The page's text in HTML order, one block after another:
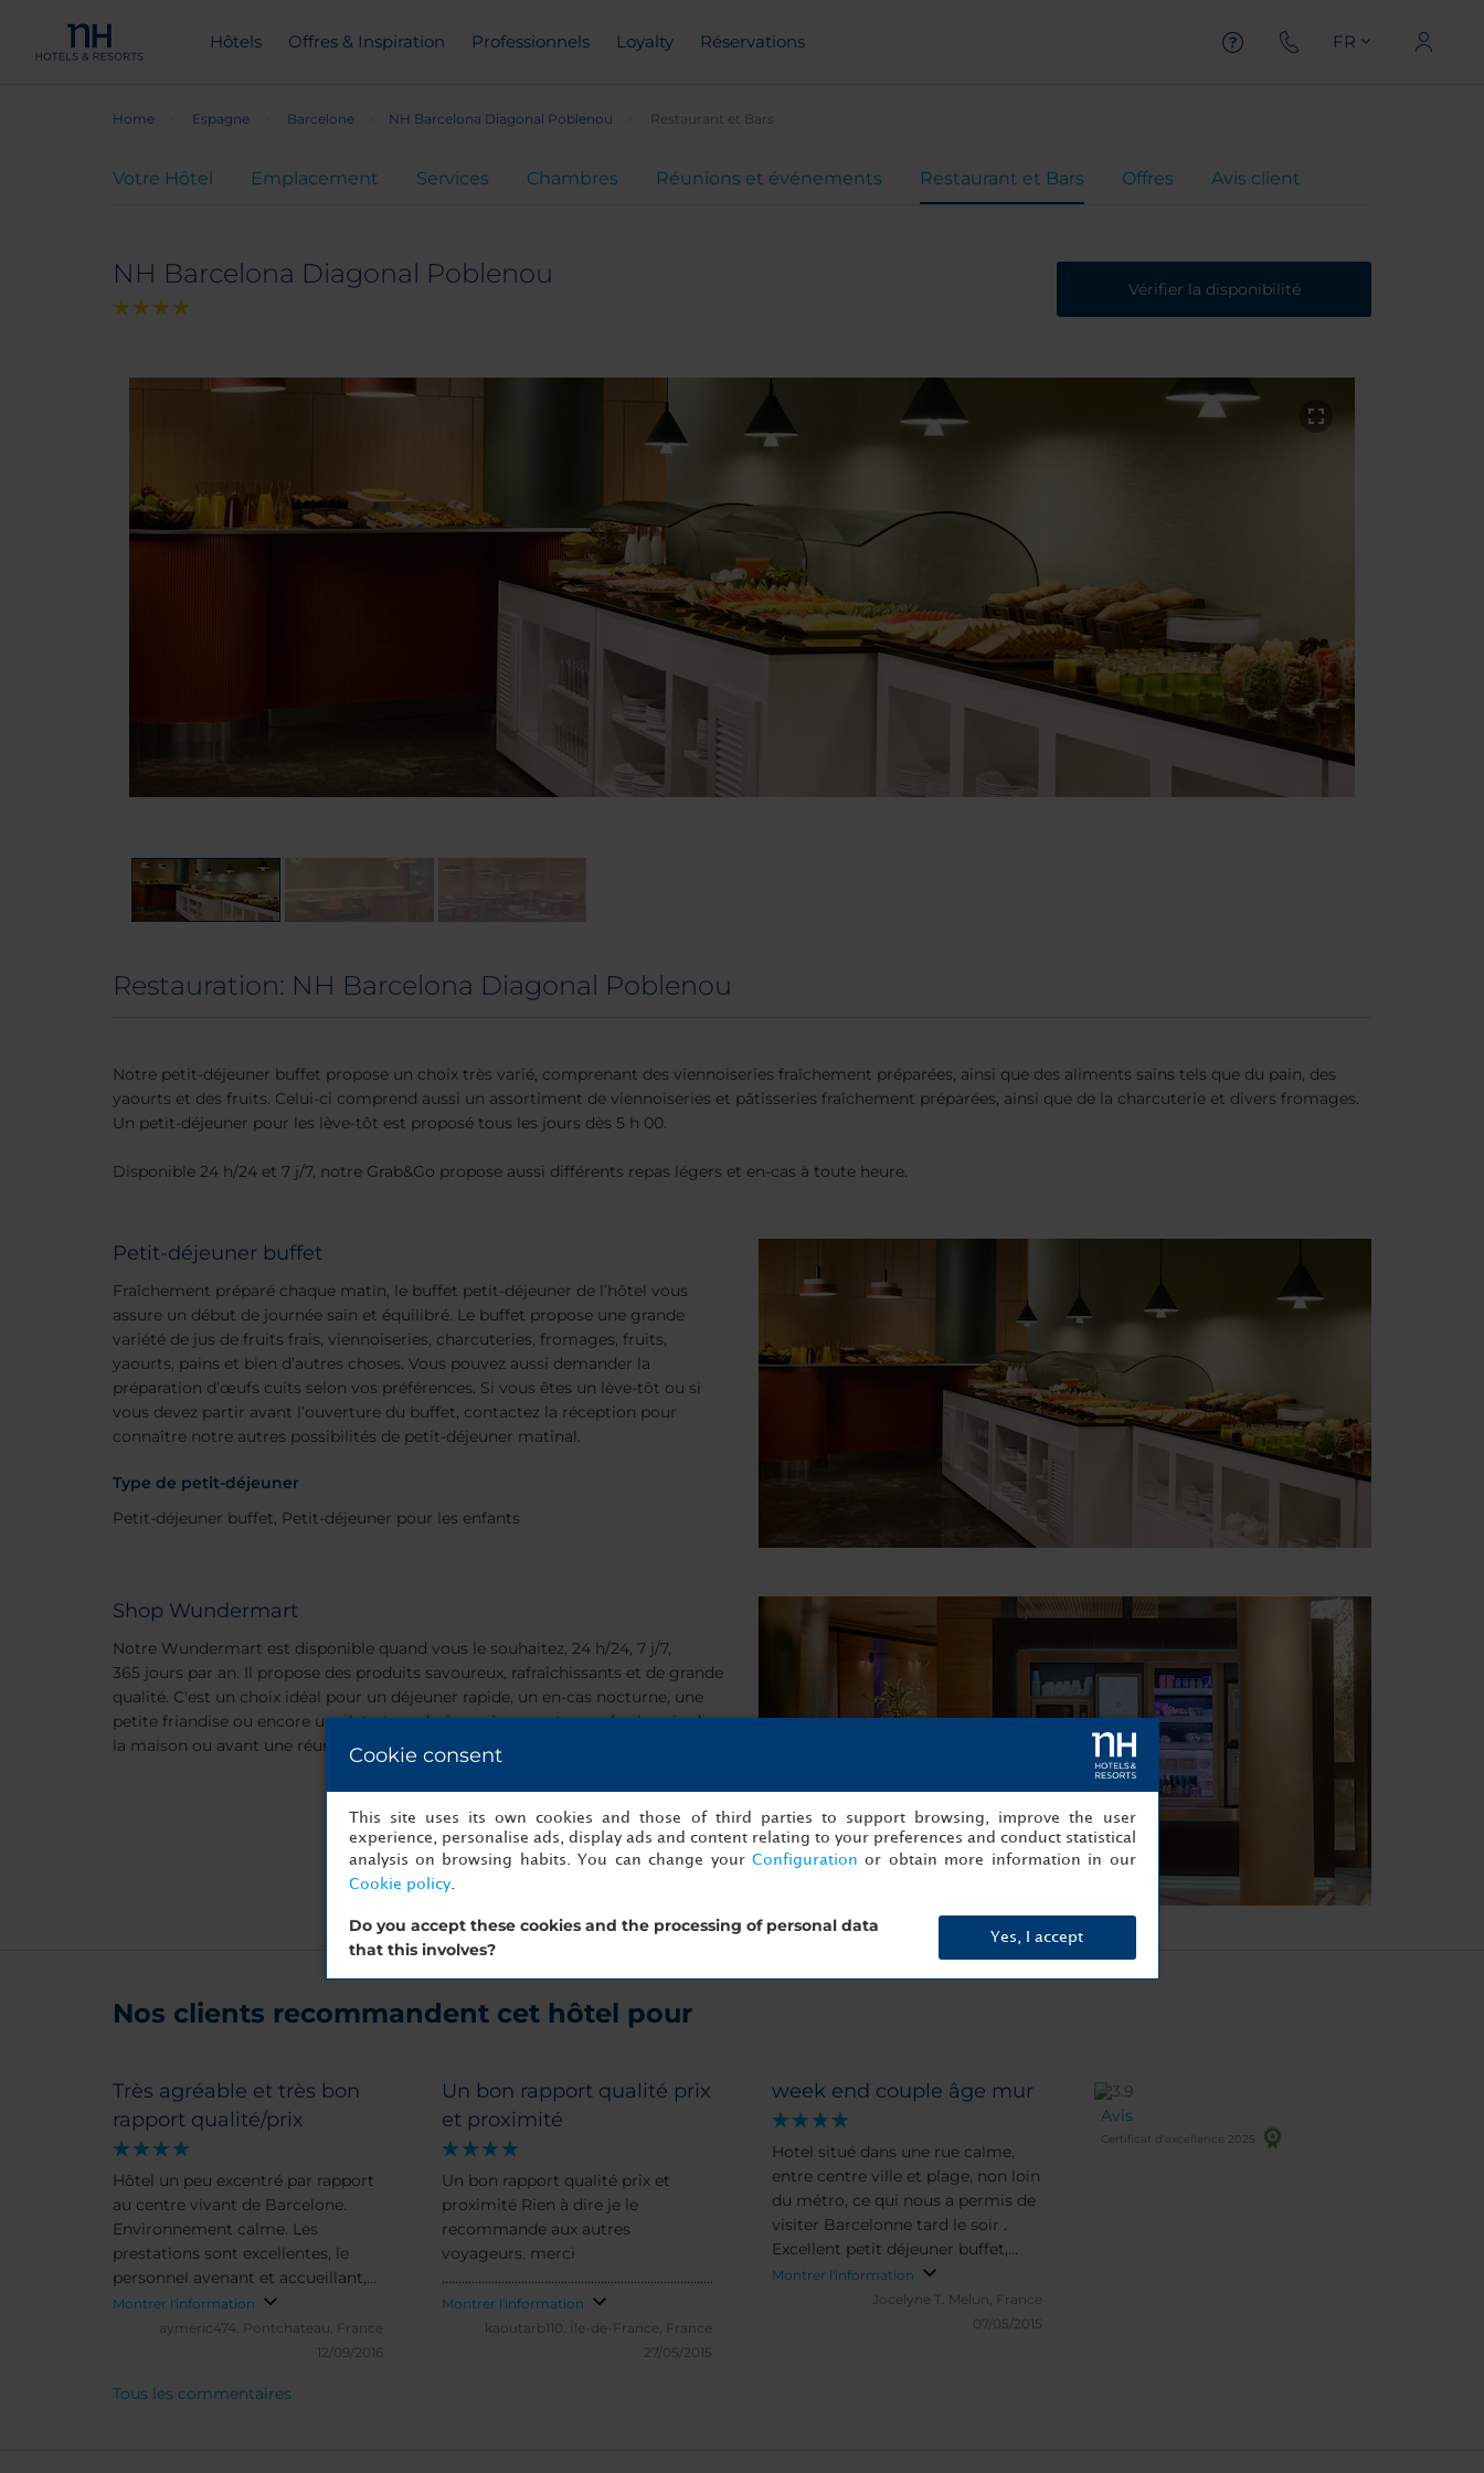
Hôtels Offres & Inspiration Professionnels Loyalty Réservations FR
Home Espagne Barcelone NH Barcelona Diagonal Poblenou Restaurant et Bars
Votre Hôtel Emplacement Services Chambres Réunions et événements Restaurant et Bars Offres Avis client
NH Barcelona Diagonal Poblenou Vérifier la disponibilité
Restauration: NH Barcelona Diagonal Poblenou
Notre petit-déjeuner buffet propose un choix très varié, comprenant des viennoiseries fraîchement préparées, ainsi que des aliments sains tels que du pain, des
yaourts et des fruits. Celui-ci comprend aussi un assortiment de viennoiseries et pâtisseries fraîchement préparées, ainsi que de la charcuterie et divers fromages.
Un petit-déjeuner pour les lève-tôt est proposé tous les jours dès 5 h 00.
Disponible 24 h/24 et 7 j/7, notre Grab&Go propose aussi différents repas légers et en-cas à toute heure.
Petit-déjeuner buffet
Fraîchement préparé chaque matin, le buffet petit-déjeuner de l’hôtel vous
assure un début de journée sain et équilibré. Le buffet propose une grande
variété de jus de fruits frais, viennoiseries, charcuteries, fromages, fruits,
yaourts, pains et bien d’autres choses. Vous pouvez aussi demander la
préparation d’œufs cuits selon vos préférences. Si vous êtes un lève-tôt ou si
vous devez partir avant l’ouverture du buffet, contactez la réception pour
connaître notre autres possibilités de petit-déjeuner matinal.
Type de petit-déjeuner
Petit-déjeuner buffet, Petit-déjeuner pour les enfants
Shop Wundermart
Notre Wundermart est disponible quand vous le souhaitez, 24 h/24, 7 j/7,
365 jours par an. Il propose des produits savoureux, rafraîchissants et de grande
qualité. C'est un choix idéal pour un déjeuner rapide, un en-cas nocturne, une
petite friandise ou encore un plat et une boisson à emporter sur le chemin de
la maison ou avant une réunion. De quoi satisfaire toutes vos envies !
Nos clients recommandent cet hôtel pour
Très agréable et très bon
rapport qualité/prix
Hôtel un peu excentré par rapport
au centre vivant de Barcelone.
Environnement calme. Les
prestations sont excellentes, le
personnel avenant et accueillant,
le service est agréable ... Sans
hésiter lors de mon prochain
Montrer l'information
aymeric474.
Pontchateau, France
12/09/2016
Un bon rapport qualité prix
et proximité
Un bon rapport qualité prix et
proximité Rien à dire je le
recommande aux autres
voyageurs. merci
.............................................................................................................
Montrer l'information
kaoutarb110.
Île-de-France, France
27/05/2015
week end couple âge mur
Hotel situé dans une rue calme,
entre centre ville et plage, non loin
du métro, ce qui nous a permis de
visiter Barcelonne tard le soir .
Excellent petit déjeuner buffet,
personnel très agréable, à
recommander.
Montrer l'information
Jocelyne T.
Melun, France
07/05/2015
Avis
Certificat d’excellence 2025
Tous les commentaires
Cookie consent
This site uses its own cookies and those of third parties to support browsing, improve the user
experience, personalise ads, display ads and content relating to your preferences and conduct statistical
analysis on browsing habits. You can change your Configuration or obtain more information in our
Cookie policy.
Do you accept these cookies and the processing of personal data
that this involves?
Yes, I accept